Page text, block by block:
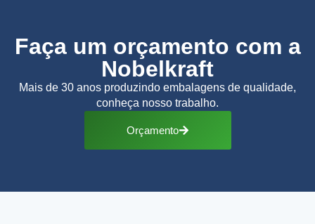
Faça um orçamento com a
Nobelkraft
Mais de 30 anos produzindo embalagens de qualidade,
conheça nosso trabalho.
Orçamento